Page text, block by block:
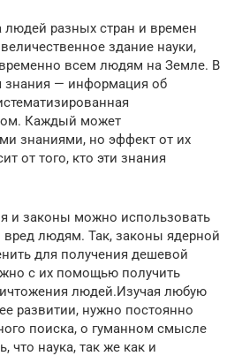
разных стран и времен
здание науки,
всем людям на Земле. В
знания — информация об
Каждый может
знаниями, но эффект от их
от того, кто эти знания
и законы можно использовать
вред людям. Так, законы ядерной
для получения дешевой
с их помощью получить
людей.Изучая любую
развитии, нужно постоянно
поиска, о гуманном смысле
что наука, так же как и